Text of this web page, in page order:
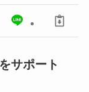
サポート